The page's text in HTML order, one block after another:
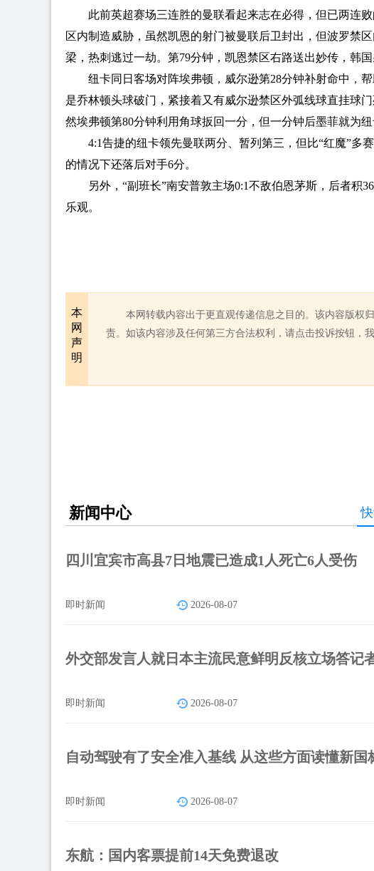
此前英超赛场三连胜的曼联看起来志在必得，但已两连
区内制造威胁，虽然凯恩的射门被曼联后卫封出，但波罗禁
梁，热刺逃过一劫。第79分钟，凯恩禁区右路送出妙传，韩
纽卡同日客场对阵埃弗顿，威尔逊第28分钟补射命中，
是乔林顿头球破门，紧接着又有威尔逊禁区外弧线球直挂球
然埃弗顿第80分钟利用角球扳回一分，但一分钟后墨菲就为纽
4:1告捷的纽卡领先曼联两分、暂列第三，但比“红魔”多
的情况下还落后对手6分。
另外，“副班长”南安普敦主场0:1不敌伯恩茅斯，后者积
乐观。
本
网
声
明
本网转载内容出于更直观传递信息之目的。该内容版权
责。如该内容涉及任何第三方合法权利，请点击投诉按钮，
新闻中心
四川宜宾市高县7日地震已造成1人死亡6人受伤
即时新闻 2026-08-07
外交部发言人就日本主流民意鲜明反核立场答记
即时新闻 2026-08-07
自动驾驶有了安全准入基线 从这些方面读懂新国
即时新闻 2026-08-07
东航：国内客票提前14天免费退改